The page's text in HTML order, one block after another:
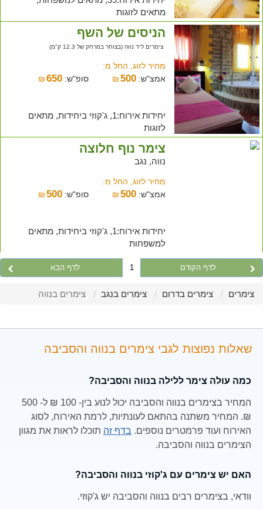
מתאים לזוגות
הניסים של השף
צימרים ליד נווה (בצוחר במרחק של 12.3 ק"מ)
מחיר לזוג, החל מ:
אמצ"ש:
₪500 סופ"ש: ₪ 650
יחידות אירוח:1, ג'קוזי ביחידות, מתאים
לזוגות
צימר נוף חלוצה
נווה, נגב
מחיר לזוג, החל מ:
אמצ"ש:
₪500 סופ"ש: ₪ 500
יחידות אירוח:1, ג'קוזי ביחידות, מתאים
למשפחות
לדף הקודם 1 לדף הבא
צימרים צימרים בדרום צימרים בנגב צימרים בנווה
שאלות נפוצות לגבי צימרים בנווה והסביבה
כמה עולה צימר ללילה בנווה והסביבה?
המחיר בצימרים בנווה והסביבה יכול לנוע בין- 100 ₪ ל- 500
₪. המחיר משתנה בהתאם לעונתיות, לרמת האירוח, לסוג
האירוח ועוד פרמטרים נוספים. בדף זה תוכלו לראות את מגוון
הצימרים בנווה והסביבה.
האם יש צימרים עם ג'קוזי בנווה והסביבה?
וודאי, בצימרים רבים בנווה והסביבה יש ג'קוזי.